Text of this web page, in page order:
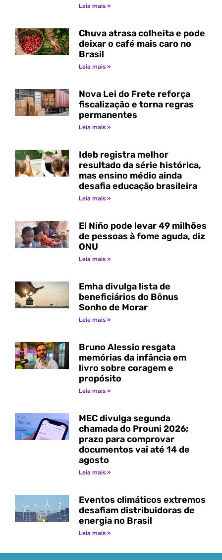
Leia mais »
Chuva atrasa colheita e pode
deixar o café mais caro no
Brasil
Leia mais »
Nova Lei do Frete reforça
fiscalização e torna regras
permanentes
Leia mais »
Ideb registra melhor
resultado da série histórica,
mas ensino médio ainda
desafia educação brasileira
Leia mais »
El Niño pode levar 49 milhões
de pessoas à fome aguda, diz
ONU
Leia mais »
Emha divulga lista de
beneficiários do Bônus
Sonho de Morar
Leia mais »
Bruno Alessio resgata
memórias da infância em
livro sobre coragem e
propósito
Leia mais »
MEC divulga segunda
chamada do Prouni 2026;
prazo para comprovar
documentos vai até 14 de
agosto
Leia mais »
Eventos climáticos extremos
desafiam distribuidoras de
energia no Brasil
Leia mais »